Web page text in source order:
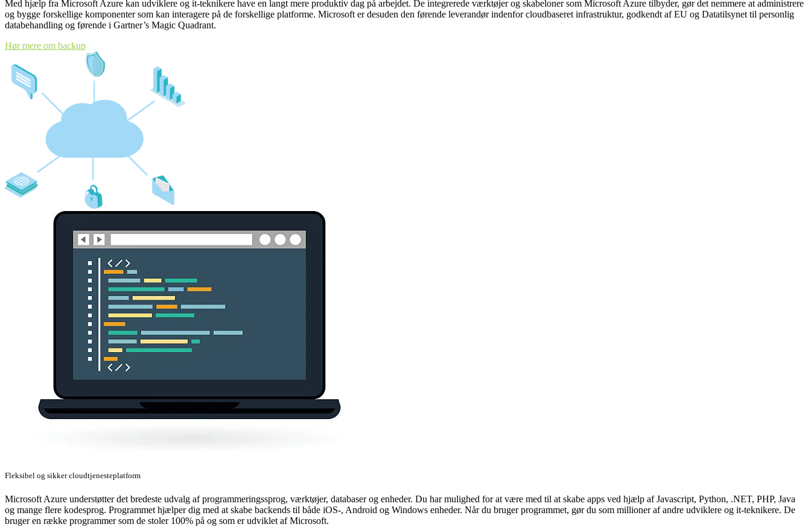
Med hjælp fra Microsoft Azure kan udviklere og it-teknikere have en langt mere produktiv dag på arbejdet. De integrerede værktøjer og skabeloner som Microsoft Azure tilbyder, gør det nemmere at administrere
og bygge forskellige komponenter som kan interagere på de forskellige platforme. Microsoft er desuden den førende leverandør indenfor cloudbaseret infrastruktur, godkendt af EU og Datatilsynet til personlig
databehandling og førende i Gartner’s Magic Quadrant.
Hør mere om backup
Fleksibel og sikker cloudtjenesteplatform
Microsoft Azure understøtter det bredeste udvalg af programmeringssprog, værktøjer, databaser og enheder. Du har mulighed for at være med til at skabe apps ved hjælp af Javascript, Python, .NET, PHP, Java
og mange flere kodesprog. Programmet hjælper dig med at skabe backends til både iOS-, Android og Windows enheder. Når du bruger programmet, gør du som millioner af andre udviklere og it-teknikere. De
bruger en række programmer som de stoler 100% på og som er udviklet af Microsoft.